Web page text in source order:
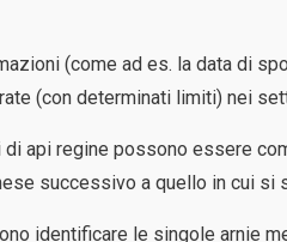
(come ad es. la data di
(con determinati limiti) nei
api regine possono essere
successivo a quello in cui si
identificare le singole arnie